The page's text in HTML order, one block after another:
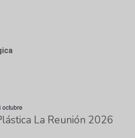
octubre
La Reunión 2026